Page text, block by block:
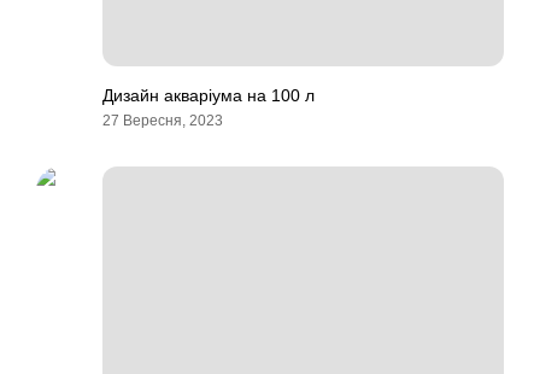
Дизайн акваріума на 100 л
27 Вересня, 2023